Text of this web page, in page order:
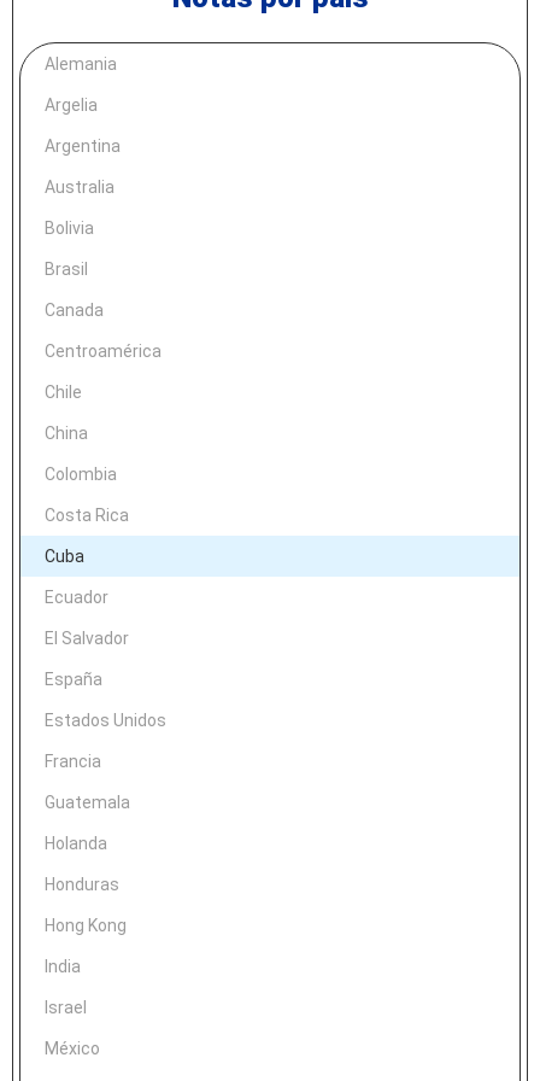
Alemania
Argelia
Argentina
Australia
Bolivia
Brasil
Canada
Centroamérica
Chile
China
Colombia
Costa Rica
Cuba
Ecuador
El Salvador
España
Estados Unidos
Francia
Guatemala
Holanda
Honduras
Hong Kong
India
Israel
México